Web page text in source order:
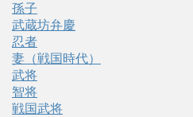
孫子
武蔵坊弁慶
忍者
妻（戦国時代）
武将
智将
戦国武将